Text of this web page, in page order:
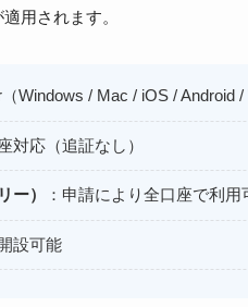
用されます。
（Windows / Mac / iOS / Android /
対応（追証なし）
ー） ：申請により全口座で利用
設可能